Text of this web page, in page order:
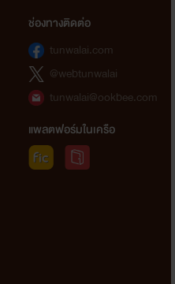
ช่องทางติดต่อ
tunwalai.com
@webtunwalai
tunwalai@ookbee.com
แพลตฟอร์มในเครือ